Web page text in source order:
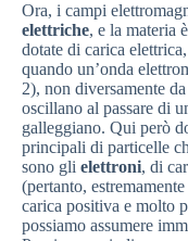
Ora, i campi
elettriche, e la materia
dotate di carica
quando un’onda
2), non diversamente
oscillano al passare di
galleggiano. Qui però
principali di particelle
sono gli elettroni, di
(pertanto,
carica positiva e molto
possiamo assumere